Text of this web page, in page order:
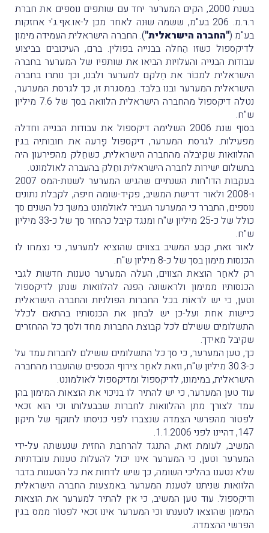
בשנת 2000, הקים המערער יחד עם שותפים נוספים את חברת
ר.ר.מ. 206 בע"מ, ששמה שוּנה לאחר מכן ל-או.אף.ג'י אחזקות
בע"מ ("החברה הישראלית"). החברה הישראלית העמידה מימון
לדיקספול כשזו הֵחלה בבנייה בפולין. ברם, העיכובים בביצוע
עבודות הבנייה והעלויות הביאו את שותפיו של המערער בחברה
הישראלית למכוֹר את חֵלקם למערער ולבנו, וכך נותרו בחברה
הישראלית המערער ובנו בלבד. במסגרת זו, כך לגרסת המערער,
נטלה דיקספול מהחברה הישראלית הלוואה בסך של 7.6 מיליון
ש"ח.
בסוף שנת 2006 השלימה דיקספול את עבודות הבנייה וחדלה
מפעילות. לגרסת המערער, דיקספול פָרעה את חובותיה בגין
ההלוואות שקיבלה מהחברה הישראלית, כשחֵלק מהפירעון היה
בתשלום ישירות לחברה הישראלית וחֵלק בהעברה לאולמונט.
בעקבות הדו"חות השנתיים שהגיש המערער לשנות-המס 2007
ו-2008 ולאור דרישת המשיב, פקיד-שומה חיפה, לקבלת נתונים
נוספים, התברר כי המערער העביר לאולמונט במשך כל השנים סך
כולל של כ-25 מיליון ש"ח ומנגד קיבל כהחזר סך של כ-33 מיליון
ש"ח.
לאור זאת, קבע המשיב בצווים שהוציא למערער, כי נצמחו לו
הכנסות מימון בסך של כ-8 מיליון ש"ח.
רק לאחַר הוצאת הצווים, העלה המערער טענות חדשות לגבי
הכנסותיו ממימון ולראשונה הִפנה להלוואות שנתן לדיקספול
וטען, כי יש לראוֹת בכל החברות הפולניות והחברה הישראלית
כיישות אחת ועל-כן יש לבחון את הכנסותיו בהתאם לכלל
התשלומים ששילם לכל קבוצת החברות מחד ולסך כל ההחזרים
שקיבל מאידך.
כך, טען המערער, כי סך כל התשלומים ששילם לחברות עמד על
כ-30.3 מיליון ש"ח, וזאת לאחַר צירוף הכספים שהועברו מהחברה
הישראלית, במימונו, לדיקספול ומדיקספול לאולמונט.
עוד טען המערער, כי יש להתיר לו בניכוי את הוצאות המימון בהן
עמד לצורך מתן ההלוואות לחברות שבבעלותו וכי הוא זכאי
לפטוֹר מהפרשי הצמדה שנצברו לפני כניסתו לתוקף של תיקון
147, דהיינו לפני 1.1.2006.
המשיב, לעומת זאת, התנגד להרחבת החזית שנעשתה על-ידי
המערער וטען, כי המערער אינו יכול להעלות טענות עובדתיות
שלא נטענו בהליכי השומה, כך שיש לדחות את כל הטענות בדבר
הלוואות שניתנו לטענת המערער באמצעות החברה הישראלית
ודיקספול. עוד טען המשיב, כי אין להתיר למערער את הוצאות
המימון שהוצאו לטענתו וכי המערער אינו זכאי לפטוֹר ממס בגין
הפרשי ההצמדה.